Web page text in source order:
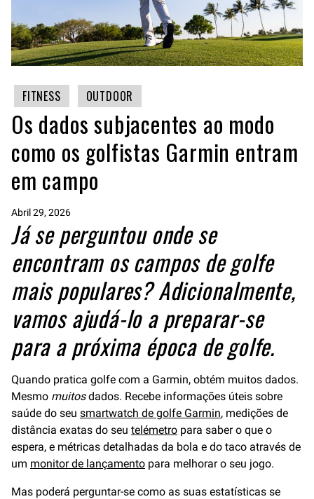
FITNESS OUTDOOR
Os dados subjacentes ao modo
como os golfistas Garmin entram
em campo
Abril 29, 2026
Já se perguntou onde se
encontram os campos de golfe
mais populares? Adicionalmente,
vamos ajudá-lo a preparar-se
para a próxima época de golfe.
Quando pratica golfe com a Garmin, obtém muitos dados.
Mesmo muitosdados. Recebe informações úteis sobre
saúde do seu smartwatch de golfe Garmin, medições de
distância exatas do seu telémetro para saber o que o
espera, e métricas detalhadas da bola e do taco através de
um monitor de lançamento para melhorar o seu jogo.
Mas poderá perguntar-se como as suas estatísticas se